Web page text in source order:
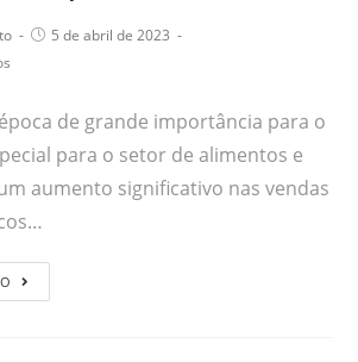
5 de abril de 2023
de grande importância para o
para o setor de alimentos e
aumento significativo nas vendas